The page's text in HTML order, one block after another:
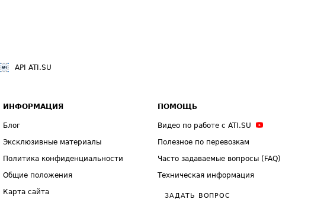
API ATI.SU
ИНФОРМАЦИЯ
Блог
Эксклюзивные материалы
Политика конфиденциальности
Общие положения
Карта сайта
ПОМОЩЬ
Видео по работе с ATI.SU
Полезное по перевозкам
Часто задаваемые вопросы (FAQ)
Техническая информация
ЗАДАТЬ ВОПРОС